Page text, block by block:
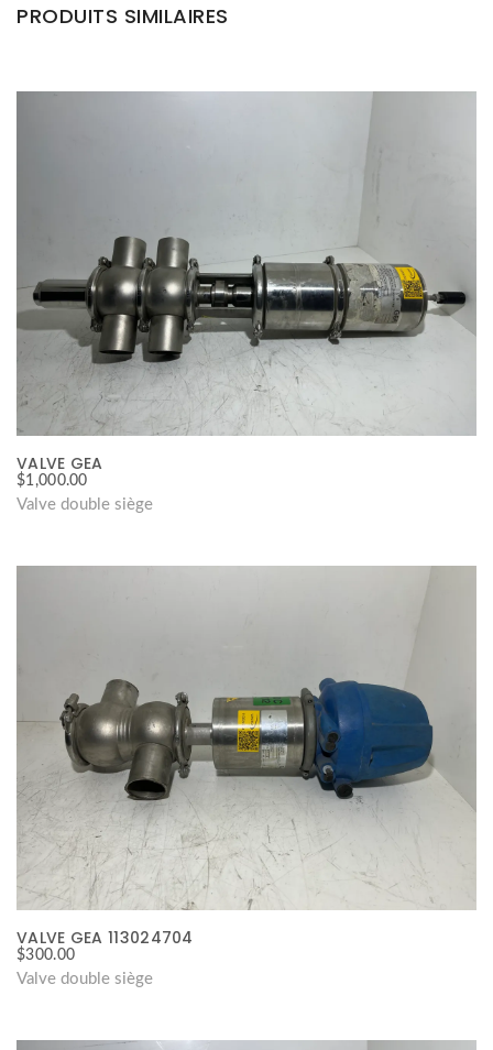
PRODUITS SIMILAIRES
VALVE GEA
$1,000.00
Valve double siège
VALVE GEA 113024704
$300.00
Valve double siège